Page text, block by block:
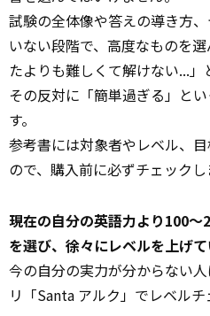
試験の全体像や答えの導き方
いない段階で、高度なものを
たよりも難しくて解けない...」
その反対に「簡単過ぎる」と
す。
参考書には対象者やレベル、
ので、購入前に必ずチェックし
現在の自分の英語力より100
を選び、徐々にレベルを上げ
今の自分の実力が分からない
リ「Santa アルク」でレベルチ